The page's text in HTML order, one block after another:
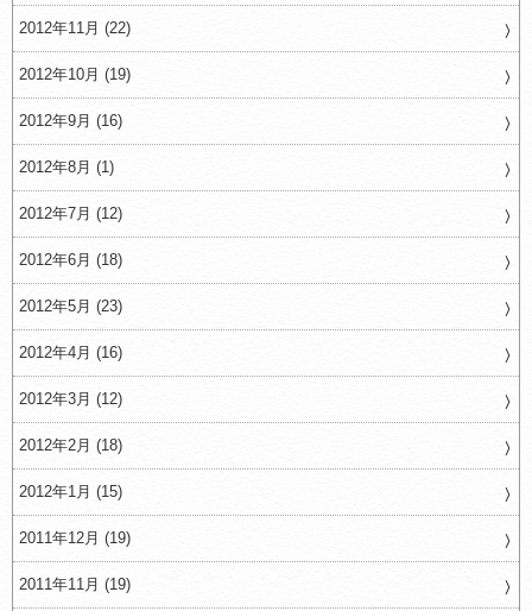
2012年11月 (22)
2012年10月 (19)
2012年9月 (16)
2012年8月 (1)
2012年7月 (12)
2012年6月 (18)
2012年5月 (23)
2012年4月 (16)
2012年3月 (12)
2012年2月 (18)
2012年1月 (15)
2011年12月 (19)
2011年11月 (19)